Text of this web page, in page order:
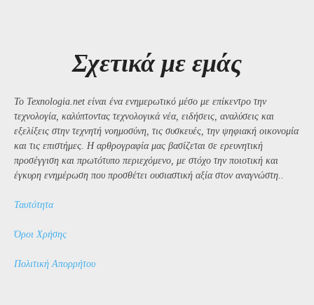
Σχετικά με εμάς
Το Texnologia.net είναι ένα ενημερωτικό μέσο με επίκεντρο την
τεχνολογία, καλύπτοντας τεχνολογικά νέα, ειδήσεις, αναλύσεις και
εξελίξεις στην τεχνητή νοημοσύνη, τις συσκευές, την ψηφιακή οικονομία
και τις επιστήμες. Η αρθρογραφία μας βασίζεται σε ερευνητική
προσέγγιση και πρωτότυπο περιεχόμενο, με στόχο την ποιοτική και
έγκυρη ενημέρωση που προσθέτει ουσιαστική αξία στον αναγνώστη..
Ταυτότητα
Όροι Χρήσης
Πολιτική Απορρήτου